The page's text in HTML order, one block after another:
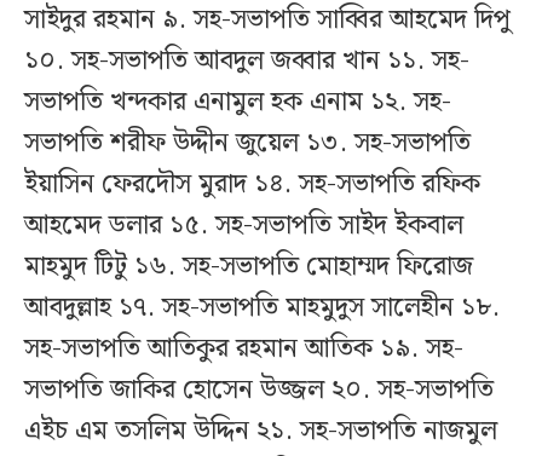
সাইদুর রহমান ৯. সহ-সভাপতি সাব্বির আহমেদ দিপু
১০. সহ-সভাপতি আবদুল জব্বার খান ১১. সহ-
সভাপতি খন্দকার এনামুল হক এনাম ১২. সহ-
সভাপতি শরীফ উদ্দীন জুয়েল ১৩. সহ-সভাপতি
ইয়াসিন ফেরদৌস মুরাদ ১৪. সহ-সভাপতি রফিক
আহমেদ ডলার ১৫. সহ-সভাপতি সাইদ ইকবাল
মাহমুদ টিটু ১৬. সহ-সভাপতি মোহাম্মদ ফিরোজ
আবদুল্লাহ ১৭. সহ-সভাপতি মাহমুদুস সালেহীন ১৮.
সহ-সভাপতি আতিকুর রহমান আতিক ১৯. সহ-
সভাপতি জাকির হোসেন উজ্জল ২০. সহ-সভাপতি
এইচ এম তসলিম উদ্দিন ২১. সহ-সভাপতি নাজমুল